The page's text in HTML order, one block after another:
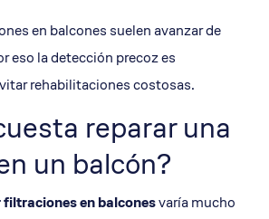
en balcones suelen avanzar de
eso la detección precoz es
rehabilitaciones costosas.
reparar una
un balcón?
filtraciones en balconesvaría mucho